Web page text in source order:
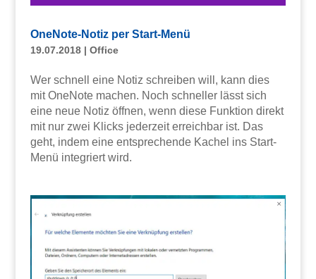
OneNote-Notiz per Start-Menü
19.07.2018| Office
Wer schnell eine Notiz schreiben will, kann dies
mit OneNote machen. Noch schneller lässt sich
eine neue Notiz öffnen, wenn diese Funktion direkt
mit nur zwei Klicks jederzeit erreichbar ist. Das
geht, indem eine entsprechende Kachel ins Start-
Menü integriert wird.